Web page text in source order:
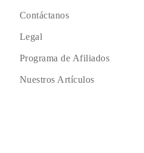
Contáctanos
Legal
Programa de Afiliados
Nuestros Artículos